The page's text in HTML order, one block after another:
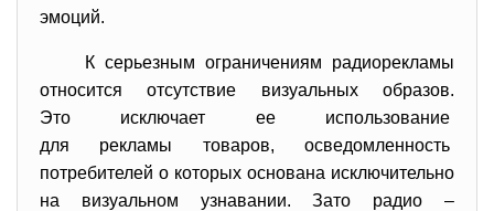
эмоций.
К серьезным ограничениям радиорекламы
относится отсутствие визуальных образов.
Это исключает ее использование
для рекламы товаров, осведомленность
потребителей о которых основана исключительно
на визуальном узнавании. Зато радио –